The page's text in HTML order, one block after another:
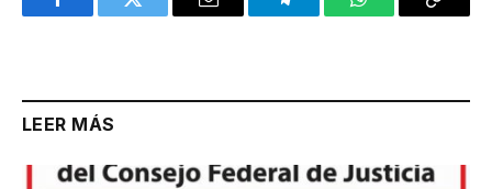
FacebookTwitter Email TelegramWhatsAppCopy
LEER MÁS